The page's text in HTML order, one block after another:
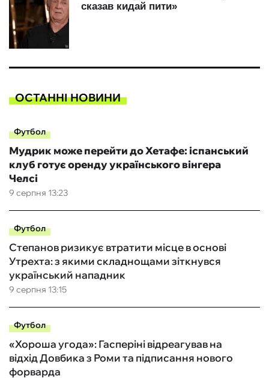
ОСТАННІ НОВИНИ
Футбол
9 серпня 13:23
Мудрик може перейти до Хетафе: іспанський
клуб готує оренду українського вінгера
Челсі
Футбол
9 серпня 13:15
Степанов ризикує втратити місце в основі
Утрехта: з якими складнощами зіткнувся
український нападник
Футбол
«Хороша угода»: Гасперіні відреагував на
відхід Довбика з Роми та підписання нового
форварда